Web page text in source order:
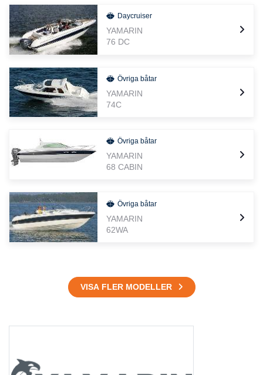
Daycruiser
YAMARIN
76 DC
Övriga båtar
YAMARIN
74C
Övriga båtar
YAMARIN
68 CABIN
Övriga båtar
YAMARIN
62WA
VISA FLER MODELLER